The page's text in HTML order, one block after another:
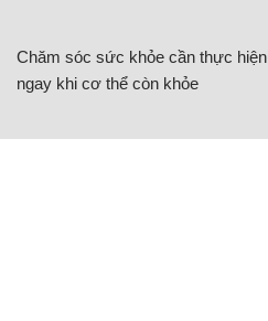
Chăm sóc sức khỏe cần thực hiện
ngay khi cơ thể còn khỏe